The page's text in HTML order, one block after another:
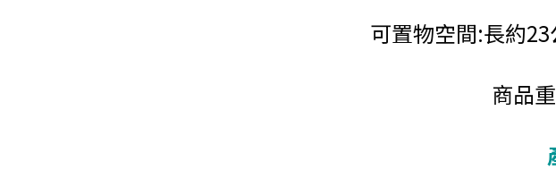
可置物空間:長約
商品